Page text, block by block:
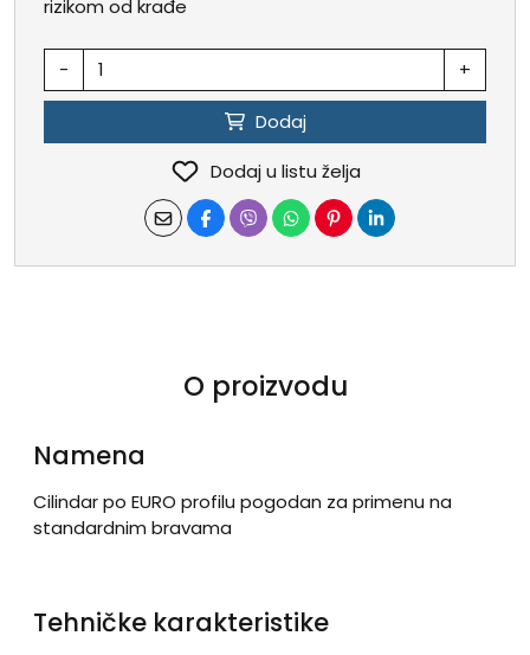
rizikom od krađe
- +
Dodaj
Dodaj u listu želja
O proizvodu
Namena
Cilindar po EURO profilu pogodan za primenu na
standardnim bravama
Tehničke karakteristike